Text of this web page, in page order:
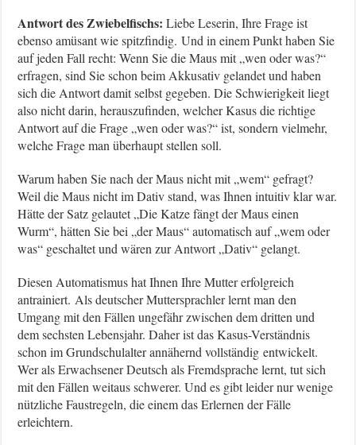
Antwort des Zwiebelfischs: Liebe Leserin, Ihre Frage ist
ebenso amüsant wie spitzfindig. Und in einem Punkt haben Sie
auf jeden Fall recht: Wenn Sie die Maus mit „wen oder was?“
erfragen, sind Sie schon beim Akkusativ gelandet und haben
sich die Antwort damit selbst gegeben. Die Schwierigkeit liegt
also nicht darin, herauszufinden, welcher Kasus die richtige
Antwort auf die Frage „wen oder was?“ ist, sondern vielmehr,
welche Frage man überhaupt stellen soll.
Warum haben Sie nach der Maus nicht mit „wem“ gefragt?
Weil die Maus nicht im Dativ stand, was Ihnen intuitiv klar war.
Hätte der Satz gelautet „Die Katze fängt der Maus einen
Wurm“, hätten Sie bei „der Maus“ automatisch auf „wem oder
was“ geschaltet und wären zur Antwort „Dativ“ gelangt.
Diesen Automatismus hat Ihnen Ihre Mutter erfolgreich
antrainiert. Als deutscher Muttersprachler lernt man den
Umgang mit den Fällen ungefähr zwischen dem dritten und
dem sechsten Lebensjahr. Daher ist das Kasus-Verständnis
schon im Grundschulalter annähernd vollständig entwickelt.
Wer als Erwachsener Deutsch als Fremdsprache lernt, tut sich
mit den Fällen weitaus schwerer. Und es gibt leider nur wenige
nützliche Faustregeln, die einem das Erlernen der Fälle
erleichtern.